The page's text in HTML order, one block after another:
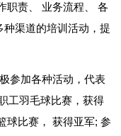
职责、 业务流程、 各
渠道的培训活动，提
参加各种活动，代表
工羽毛球比赛，获得
球比赛， 获得亚军; 参